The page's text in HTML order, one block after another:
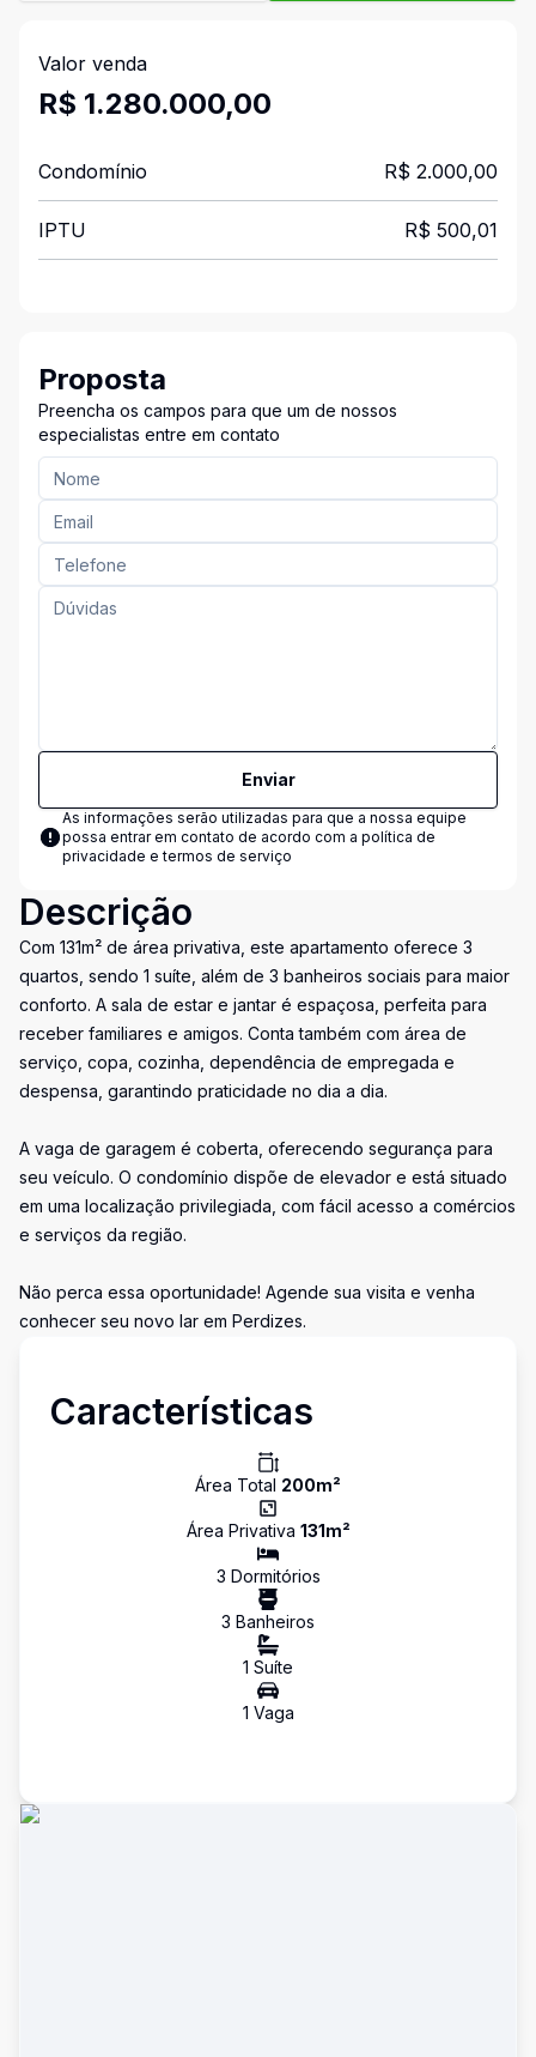
Valor venda
R$ 1.280.000,00
Condomínio R$ 2.000,00
IPTU R$ 500,01
Proposta
Preencha os campos para que um de nossos
especialistas entre em contato
Enviar
As informações serão utilizadas para que a nossa equipe
possa entrar em contato de acordo com a política de
privacidade e termos de serviço
Descrição
Com 131m² de área privativa, este apartamento oferece 3
quartos, sendo 1 suíte, além de 3 banheiros sociais para maior
conforto. A sala de estar e jantar é espaçosa, perfeita para
receber familiares e amigos. Conta também com área de
serviço, copa, cozinha, dependência de empregada e
despensa, garantindo praticidade no dia a dia.
A vaga de garagem é coberta, oferecendo segurança para
seu veículo. O condomínio dispõe de elevador e está situado
em uma localização privilegiada, com fácil acesso a comércios
e serviços da região.
Não perca essa oportunidade! Agende sua visita e venha
conhecer seu novo lar em Perdizes.
Características
Área Total 200m²
Área Privativa 131m²
3 Dormitórios
3 Banheiros
1 Suíte
1 Vaga